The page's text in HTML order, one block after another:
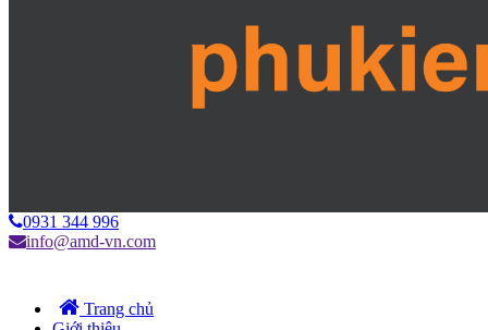
0931 344 996
info@amd-vn.com
Trang chủ